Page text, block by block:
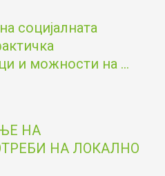
социјалната
и можности на ...
НА
НА ЛОКАЛНО